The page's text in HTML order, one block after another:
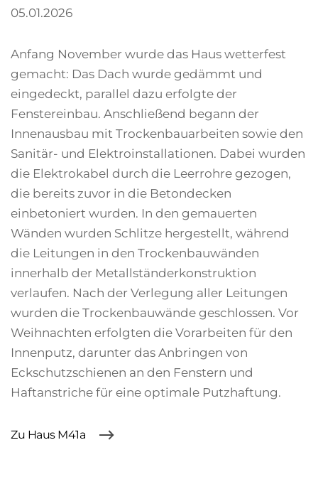
05.01.2026
Anfang November wurde das Haus wetterfest
gemacht: Das Dach wurde gedämmt und
eingedeckt, parallel dazu erfolgte der
Fenstereinbau. Anschließend begann der
Innenausbau mit Trockenbauarbeiten sowie den
Sanitär- und Elektroinstallationen. Dabei wurden
die Elektrokabel durch die Leerrohre gezogen,
die bereits zuvor in die Betondecken
einbetoniert wurden. In den gemauerten
Wänden wurden Schlitze hergestellt, während
die Leitungen in den Trockenbauwänden
innerhalb der Metallständerkonstruktion
verlaufen. Nach der Verlegung aller Leitungen
wurden die Trockenbauwände geschlossen. Vor
Weihnachten erfolgten die Vorarbeiten für den
Innenputz, darunter das Anbringen von
Eckschutzschienen an den Fenstern und
Haftanstriche für eine optimale Putzhaftung.
Zu Haus M41a